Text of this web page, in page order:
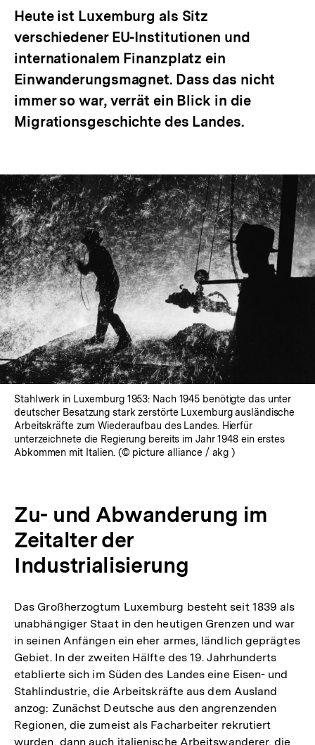
Heute ist Luxemburg als Sitz
verschiedener EU-Institutionen und
internationalem Finanzplatz ein
Einwanderungsmagnet. Dass das nicht
immer so war, verrät ein Blick in die
Migrationsgeschichte des Landes.
Stahlwerk in Luxemburg 1953: Nach 1945 benötigte das unter
deutscher Besatzung stark zerstörte Luxemburg ausländische
Arbeitskräfte zum Wiederaufbau des Landes. Hierfür
unterzeichnete die Regierung bereits im Jahr 1948 ein erstes
Abkommen mit Italien. (© picture alliance / akg )
Zu- und Abwanderung im
Zeitalter der
Industrialisierung
Das Großherzogtum Luxemburg besteht seit 1839 als
unabhängiger Staat in den heutigen Grenzen und war
in seinen Anfängen ein eher armes, ländlich geprägtes
Gebiet. In der zweiten Hälfte des 19. Jahrhunderts
etablierte sich im Süden des Landes eine Eisen- und
Stahlindustrie, die Arbeitskräfte aus dem Ausland
anzog: Zunächst Deutsche aus den angrenzenden
Regionen, die zumeist als Facharbeiter rekrutiert
wurden, dann auch italienische Arbeitswanderer, die